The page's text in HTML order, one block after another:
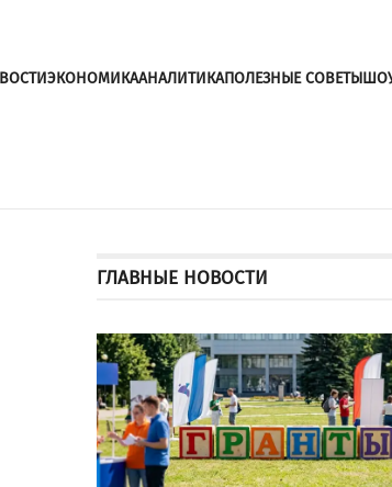
ЭКОНОМИКААНАЛИТИКАПОЛЕЗНЫЕ СОВЕТЫ
ГЛАВНЫЕ НОВОСТИ